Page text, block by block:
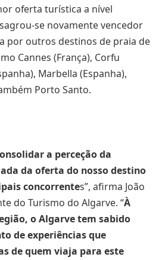
oferta turística a nível
se novamente vencedor
por outros destinos de praia de
Cannes (França), Corfu
Marbella (Espanha),
Porto Santo.
a perceção da
da oferta do nosso destino
concorrentes”, afirma João
do Turismo do Algarve. “À
o Algarve tem sabido
de experiências que
de quem viaja para este